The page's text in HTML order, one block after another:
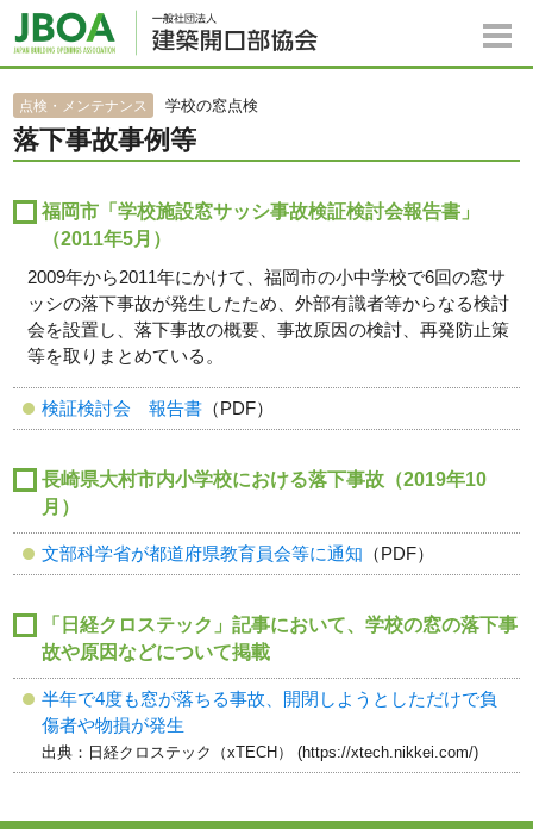
点検・メンテナンス 学校の窓点検
落下事故事例等
福岡市「学校施設窓サッシ事故検証検討会報告書」
（2011年5月）
2009年から2011年にかけて、福岡市の小中学校で6回の窓サ
ッシの落下事故が発生したため、外部有識者等からなる検討
会を設置し、落下事故の概要、事故原因の検討、再発防止策
等を取りまとめている。
検証検討会 報告書 （PDF）
長崎県大村市内小学校における落下事故（2019年10
月）
文部科学省が都道府県教育員会等に通知 （PDF）
「日経クロステック」記事において、学校の窓の落下事
故や原因などについて掲載
半年で4度も窓が落ちる事故、開閉しようとしただけで負
傷者や物損が発生
出典：日経クロステック（xTECH） (https://xtech.nikkei.com/)